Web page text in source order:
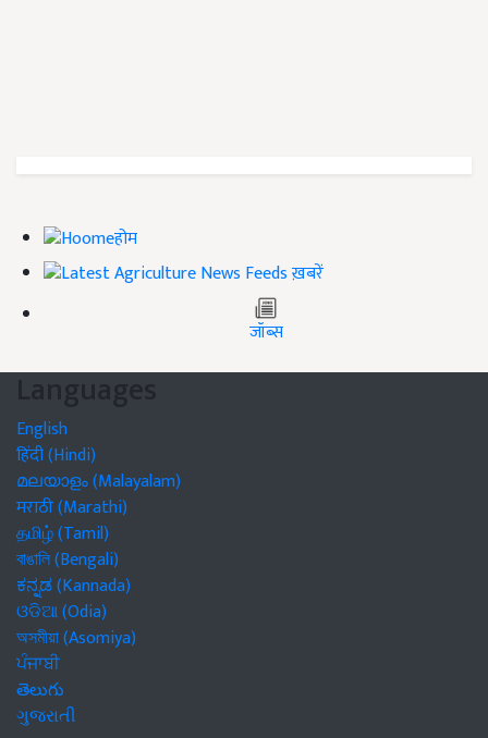
होम
ख़बरें
जॉब्स
Languages
English
हिंदी (Hindi)
മലയാളം (Malayalam)
मराठी (Marathi)
தமிழ் (Tamil)
বাঙালি (Bengali)
ಕನ್ನಡ (Kannada)
ଓଡିଆ (Odia)
অসমীয়া (Asomiya)
ਪੰਜਾਬੀ
తెలుగు
ગુજરાતી